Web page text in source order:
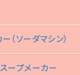
（ソーダマシン）
ープメーカー